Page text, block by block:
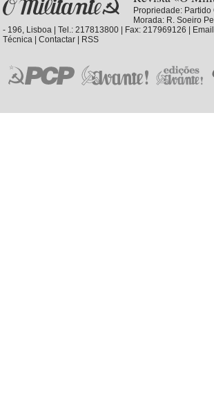
Propriedade:
Morada: R. Soeiro
- 196, Lisboa | Tel.: 217813800 | Fax: 217969126 |
Técnica |Contactar RSS